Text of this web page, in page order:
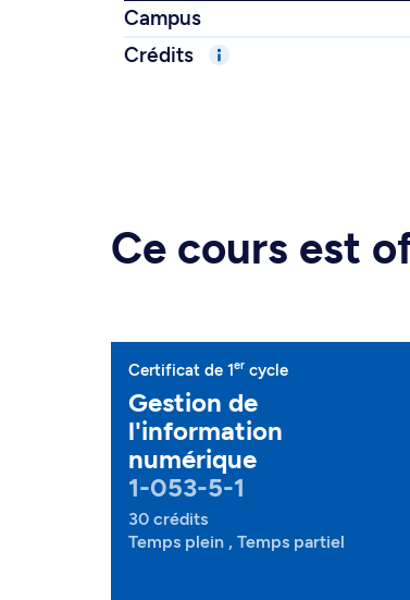
Campus
Crédits
Ce cours est
Certificat de 1er cycle
Gestion de
l'information
numérique
1-053-5-1
30 crédits
Temps plein , Temps partiel